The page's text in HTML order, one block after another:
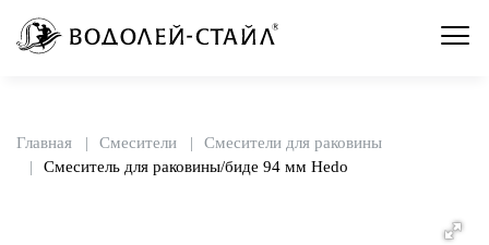
Главная Смесители
Смесители для раковины
Смеситель для раковины/биде 94 мм Hedo